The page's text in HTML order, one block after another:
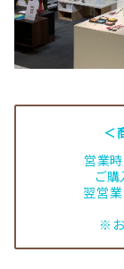
＜
営業時
ご購
翌営業
※お